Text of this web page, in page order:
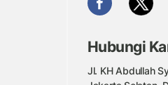
Hubungi
Jl. KH Abdullah